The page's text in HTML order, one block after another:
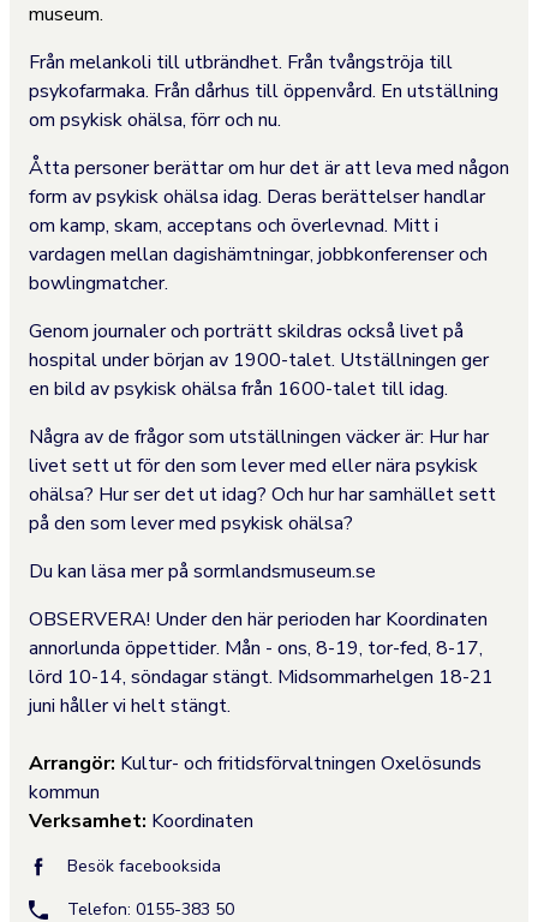
museum.
Från melankoli till utbrändhet. Från tvångströja till
psykofarmaka. Från dårhus till öppenvård. En utställning
om psykisk ohälsa, förr och nu.
Åtta personer berättar om hur det är att leva med någon
form av psykisk ohälsa idag. Deras berättelser handlar
om kamp, skam, acceptans och överlevnad. Mitt i
vardagen mellan dagishämtningar, jobbkonferenser och
bowlingmatcher.
Genom journaler och porträtt skildras också livet på
hospital under början av 1900-talet. Utställningen ger
en bild av psykisk ohälsa från 1600-talet till idag.
Några av de frågor som utställningen väcker är: Hur har
livet sett ut för den som lever med eller nära psykisk
ohälsa? Hur ser det ut idag? Och hur har samhället sett
på den som lever med psykisk ohälsa?
Du kan läsa mer på sormlandsmuseum.se
OBSERVERA! Under den här perioden har Koordinaten
annorlunda öppettider. Mån - ons, 8-19, tor-fed, 8-17,
lörd 10-14, söndagar stängt. Midsommarhelgen 18-21
juni håller vi helt stängt.
Arrangör: Kultur- och fritidsförvaltningen Oxelösunds
kommun
Verksamhet: Koordinaten
Besök facebooksida
Telefon: 0155-383 50